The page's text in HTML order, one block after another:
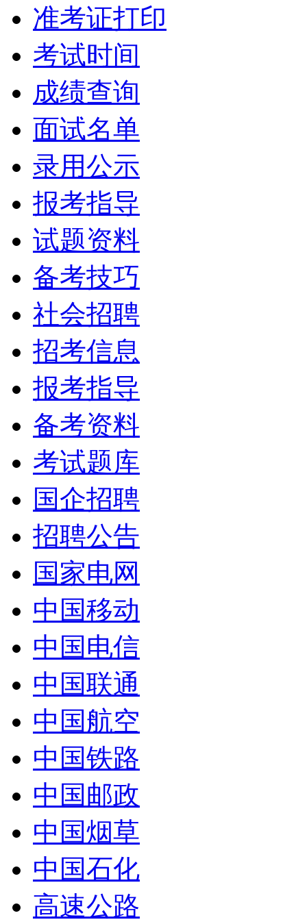
准考证打印
考试时间
成绩查询
面试名单
录用公示
报考指导
试题资料
备考技巧
社会招聘
招考信息
报考指导
备考资料
考试题库
国企招聘
招聘公告
国家电网
中国移动
中国电信
中国联通
中国航空
中国铁路
中国邮政
中国烟草
中国石化
高速公路